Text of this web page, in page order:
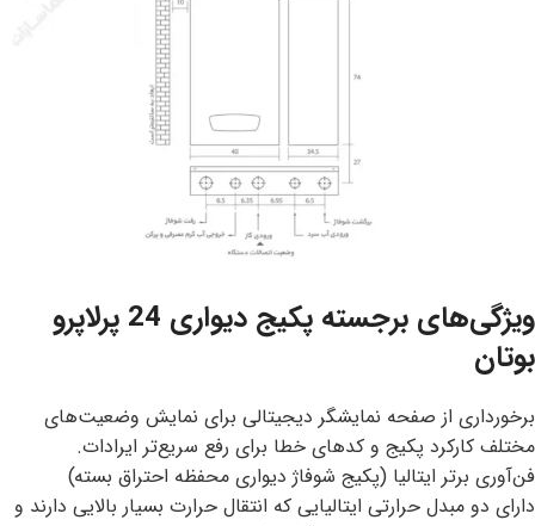
ویژگی‌های برجسته پکیج دیواری 24 پرلاپرو
بوتان
برخورداری از صفحه نمایشگر دیجیتالی برای نمایش وضعیت‌های
مختلف کارکرد پکیج و کدهای خطا برای رفع سریع‌تر ایرادات.
فن‌آوری برتر ایتالیا (پکیج شوفاژ دیواری محفظه احتراق بسته)
دارای دو مبدل حرارتی ایتالیایی که انتقال حرارت بسیار بالایی دارند و